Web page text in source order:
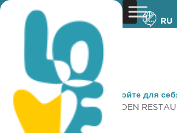
RU
You are here: Home »Откройте для
Gastronomy
»
GREEN GARDEN
VRYSOULLES )